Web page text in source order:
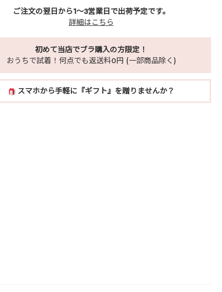
ご注文の翌日から1～3営業日で出荷予定です。
詳細はこちら
初めて当店でブラ購入の方限定！
おうちで試着！何点でも返送料0円 (一部商品除く)
スマホから手軽に『ギフト』を贈りませんか？